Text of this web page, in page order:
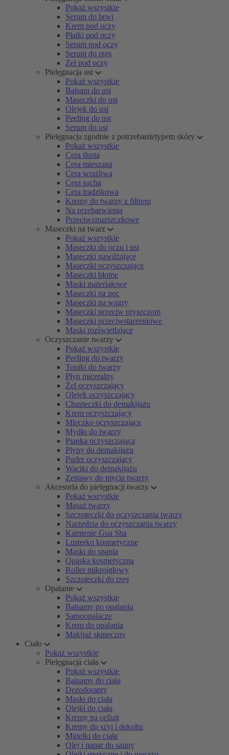
Pokaż wszystkie
Serum do brwi
Krem pod oczy
Płatki pod oczy
Serum pod oczy
Serum do rzęs
Żel pod oczy
Pielęgnacja ust
Pokaż wszystkie
Balsam do ust
Maseczki do ust
Olejek do ust
Peeling do ust
Serum do ust
Pielęgnacja zgodnie z potrzebami/typem skóry
Pokaż wszystkie
Cera tłusta
Cera mieszana
Cera wrażliwa
Cera sucha
Cera trądzikowa
Kremy do twarzy z filtrem
Na przebarwienia
Przeciwzmarszczkowe
Maseczki na twarz
Pokaż wszystkie
Maseczki do oczu i ust
Maseczki nawilżające
Maseczki oczyszczające
Maseczki błotne
Maski materiałowe
Maseczki na noc
Maseczki na wągry
Maseczki przeciw pryszczom
Maseczki przeciwstarzeniowe
Maski rozświetlające
Oczyszczanie twarzy
Pokaż wszystkie
Peeling do twarzy
Toniki do twarzy
Płyn miceralny
Żel oczyszczający
Olejek oczyszczający
Chusteczki do demakijażu
Krem oczyszczający
Mleczko oczyszczające
Mydło do twarzy
Pianka oczyszczająca
Płyny do demakijażu
Puder oczyszczający
Waciki do demakijażu
Zestawy do mycia twarzy
Akcesoria do pielęgnacji twarzy
Pokaż wszystkie
Masaż twarzy
Szczoteczki do oczyszczania twarzy
Narzędzia do oczyszczania twarzy
Kamienie Gua Sha
Lusterko kosmetyczne
Maski do spania
Opaska kosmetyczna
Roller mikroigłowy
Szczoteczki do rzęs
Opalanie
Pokaż wszystkie
Balsamy po opalaniu
Samoopalacze
Krem do opalania
Makijaż słoneczny
Ciało
Pokaż wszystkie
Pielęgnacja ciała
Pokaż wszystkie
Balsamy do ciała
Dezodoranty
Masło do ciała
Olejki do ciała
Kremy na celluit
Kremy do szyi i dekoltu
Mgiełki do ciała
Olej i napar do sauny